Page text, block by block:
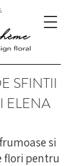
SFINTII
ELENA
si
flori pentru